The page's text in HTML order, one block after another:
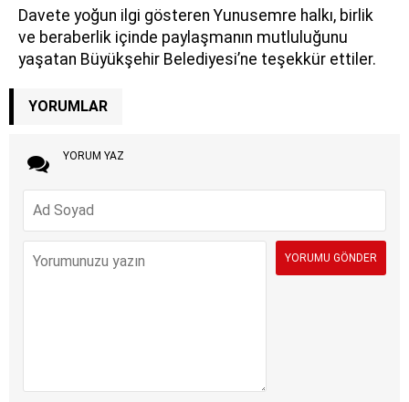
Davete yoğun ilgi gösteren Yunusemre halkı, birlik
ve beraberlik içinde paylaşmanın mutluluğunu
yaşatan Büyükşehir Belediyesi’ne teşekkür ettiler.
YORUMLAR
YORUM YAZ